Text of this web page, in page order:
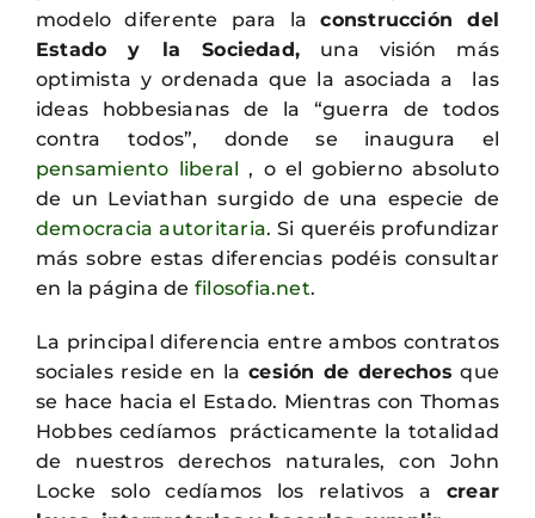
modelo diferente para laconstrucción del
Estado y la Sociedad, una visión más
optimista y ordenada que la asociada a las
ideas hobbesianas de la “guerra de todos
contra todos”, donde se inaugura el
pensamiento liberal , o el gobierno absoluto
de un Leviathan surgido de una especie de
democracia autoritaria. Si queréis profundizar
más sobre estas diferencias podéis consultar
en la página de filosofia.net.
La principal diferencia entre ambos contratos
sociales reside en lacesión de derechos que
se hace hacia el Estado. Mientras con Thomas
Hobbes cedíamos prácticamente la totalidad
de nuestros derechos naturales, con John
Locke solo cedíamos los relativos a crear